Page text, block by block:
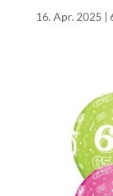
16. Apr. 2025 |